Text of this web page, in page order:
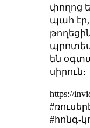
փողոց
պահ էր,
են
սիրուն։
https://
#հոնգ-